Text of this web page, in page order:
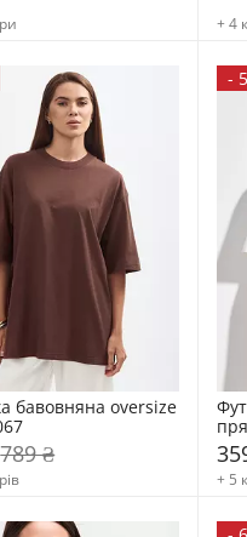
+ 4
бавовняна oversize
789 ₴
-
+ 5